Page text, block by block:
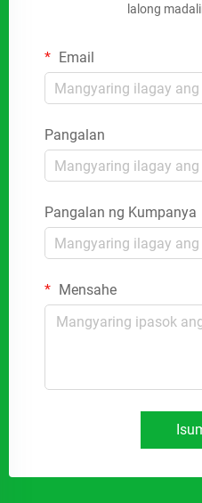
lalong
Email
Pangalan
Pangalan ng Kumpanya
Mensahe